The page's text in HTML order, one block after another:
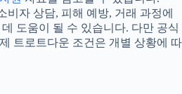
비자 상담, 피해 예방, 거래 과정에
도움이 될 수 있습니다. 다만 공식
트로트다운 조건은 개별 상황에 따